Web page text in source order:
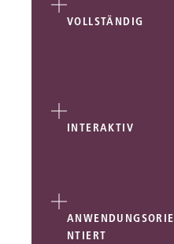
VOLLSTÄNDIG
INTERAKTIV
ANWENDUNGSORIE
NTIERT